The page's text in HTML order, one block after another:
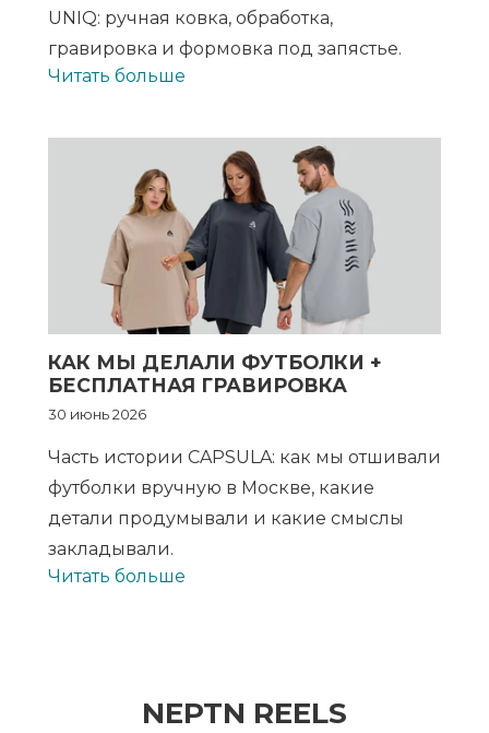
UNIQ: ручная ковка, обработка,
гравировка и формовка под запястье.
Читать больше
КАК МЫ ДЕЛАЛИ ФУТБОЛКИ +
БЕСПЛАТНАЯ ГРАВИРОВКА
30 июнь 2026
Часть истории CAPSULA: как мы отшивали
футболки вручную в Москве, какие
детали продумывали и какие смыслы
закладывали.
Читать больше
NEPTN REELS